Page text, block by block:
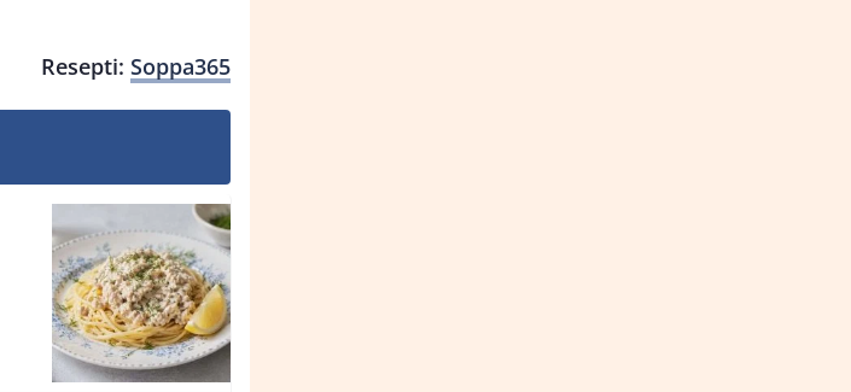
Resepti: Soppa365